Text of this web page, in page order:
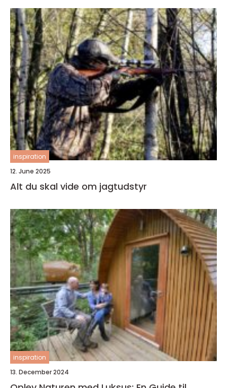
inspiration
12. June 2025
Alt du skal vide om jagtudstyr
inspiration
13. December 2024